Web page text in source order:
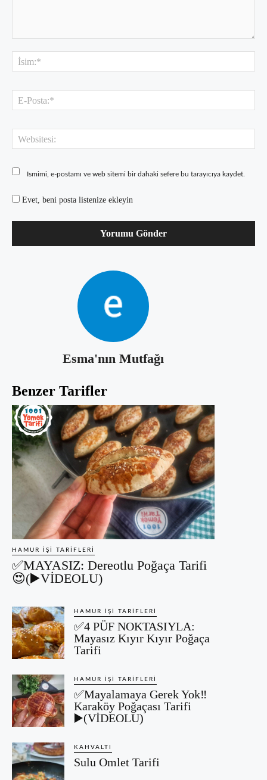
Ismimi, e-postamı ve web sitemi bir dahaki sefere bu tarayıcıya kaydet.
Evet, beni posta listenize ekleyin
Esma'nın Mutfağı
Benzer Tarifler
HAMUR İŞI TARIFLERI
✅MAYASIZ: Dereotlu Poğaça Tarifi
😍(▶️VİDEOLU)
HAMUR İŞI TARIFLERI
✅4 PÜF NOKTASIYLA:
Mayasız Kıyır Kıyır Poğaça
Tarifi
HAMUR İŞI TARIFLERI
✅Mayalamaya Gerek Yok‼️
Karaköy Poğaçası Tarifi
▶️(VİDEOLU)
KAHVALTI
Sulu Omlet Tarifi